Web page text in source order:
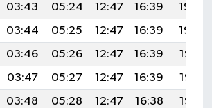
03:43 05:24 12:47 16:39
19:59
03:44 05:25 12:47 16:39
19:59
03:46 05:26 12:47 16:39
19:58
03:47 05:27 12:47 16:39
19:57
03:48 05:28 12:47 16:38
19:56